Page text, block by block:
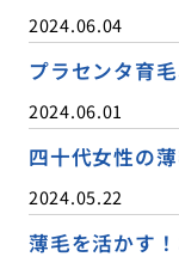
2024.06.04
プラセンタ育
2024.06.01
四十代女性の
2024.05.22
薄毛を活かす